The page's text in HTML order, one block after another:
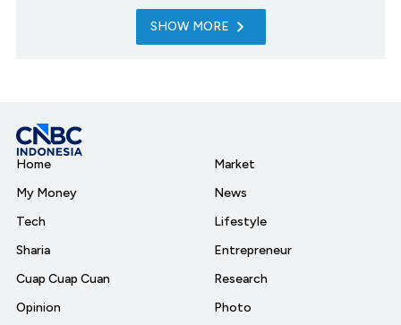
SHOW MORE
Home
My Money
Tech
Sharia
Cuap Cuap Cuan
Opinion
Market
News
Lifestyle
Entrepreneur
Research
Photo